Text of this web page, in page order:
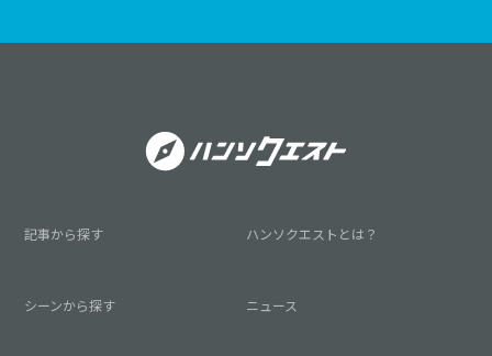
記事から探す
シーンから探す
ハンソクエストとは？
ニュース